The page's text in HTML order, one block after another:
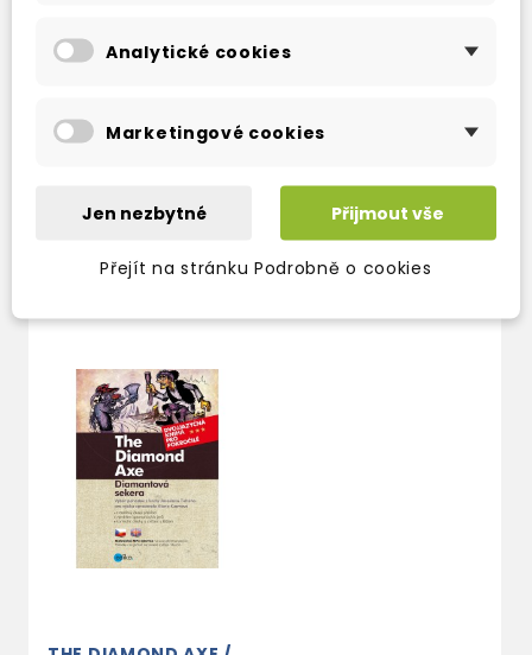
Recenze zde
TAKÉ DOPORUČUJEME
Analytické cookies
Marketingové cookies
Jen nezbytné Přijmout vše
Přejít na stránku Podrobně o cookies